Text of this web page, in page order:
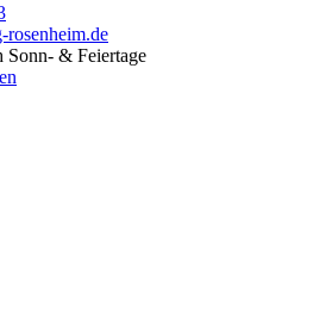
Sonn- & Feiertage